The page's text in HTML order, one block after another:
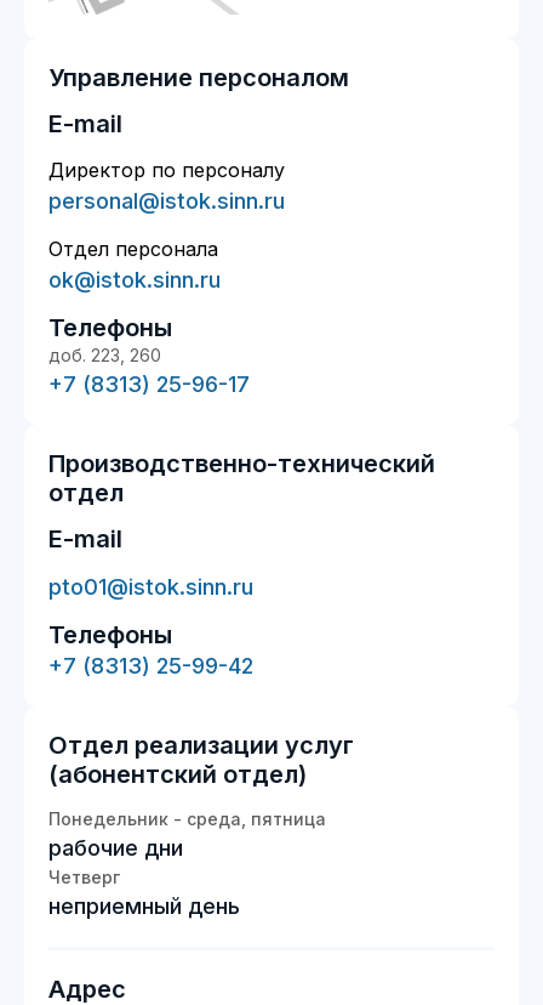
Управление персоналом
E-mail
Директор по персоналу
personal@istok.sinn.ru
Отдел персонала
ok@istok.sinn.ru
Телефоны
доб. 223, 260
+7 (8313) 25-96-17
Производственно-технический
отдел
E-mail
pto01@istok.sinn.ru
Телефоны
+7 (8313) 25-99-42
Отдел реализации услуг
(абонентский отдел)
Понедельник - среда, пятница
рабочие дни
Четверг
неприемный день
Адрес